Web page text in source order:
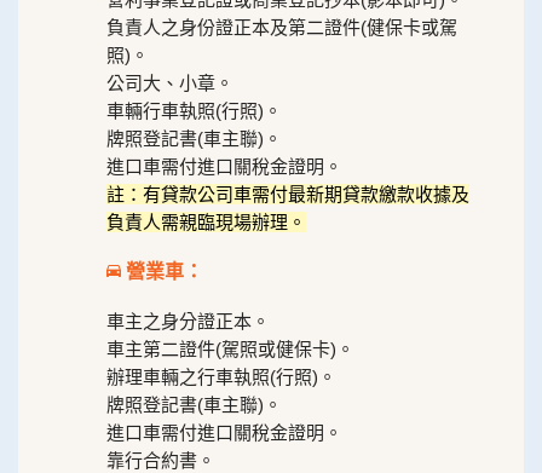
負責人之身份證正本及第二證件(健保卡或駕
照)。
公司大、小章。
車輛行車執照(行照)。
牌照登記書(車主聯)。
進口車需付進口關稅金證明。
註：有貸款公司車需付最新期貸款繳款收據及
負責人需親臨現場辦理。
營業車：
車主之身分證正本。
車主第二證件(駕照或健保卡)。
辦理車輛之行車執照(行照)。
牌照登記書(車主聯)。
進口車需付進口關稅金證明。
靠行合約書。